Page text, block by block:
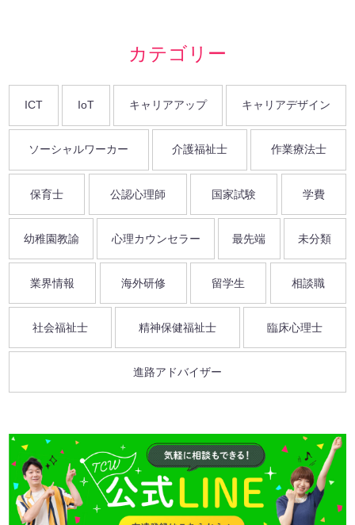
カテゴリー
ICT IoT キャリアアップ キャリアデザイン
ソーシャルワーカー 介護福祉士 作業療法士
保育士 公認心理師 国家試験 学費
幼稚園教諭 心理カウンセラー 最先端 未分類
業界情報 海外研修 留学生 相談職
社会福祉士 精神保健福祉士 臨床心理士
進路アドバイザー